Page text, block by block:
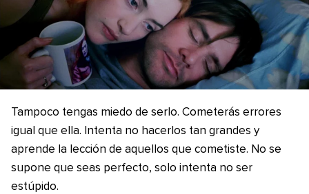
Tampoco tengas miedo de serlo. Cometerás errores
igual que ella. Intenta no hacerlos tan grandes y
aprende la lección de aquellos que cometiste. No se
supone que seas perfecto, solo intenta no ser
estúpido.